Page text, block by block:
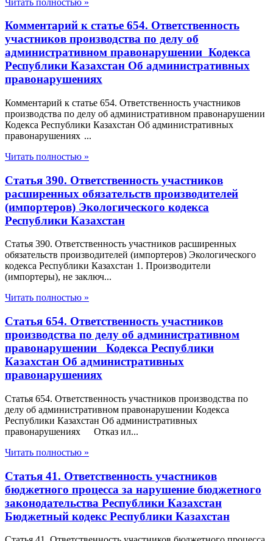
Комментарий к статье 654. Ответственность
участников производства по делу об
административном правонарушении Кодекса
Республики Казахстан Об административных
правонарушениях
Комментарий к статье 654. Ответственность участников
производства по делу об административном правонарушении
Кодекса Республики Казахстан Об административных
правонарушениях ...
Читать полностью »
Статья 390. Ответственность участников
расширенных обязательств производителей
(импортеров) Экологического кодекса
Республики Казахстан
Статья 390. Ответственность участников расширенных
обязательств производителей (импортеров) Экологического
кодекса Республики Казахстан 1. Производители
(импортеры), не заключ...
Читать полностью »
Статья 654. Ответственность участников
производства по делу об административном
правонарушении Кодекса Республики
Казахстан Об административных
правонарушениях
Статья 654. Ответственность участников производства по
делу об административном правонарушении Кодекса
Республики Казахстан Об административных
правонарушениях Отказ ил...
Читать полностью »
Статья 41. Ответственность участников
бюджетного процесса за нарушение бюджетного
законодательства Республики Казахстан
Бюджетный кодекс Республики Казахстан